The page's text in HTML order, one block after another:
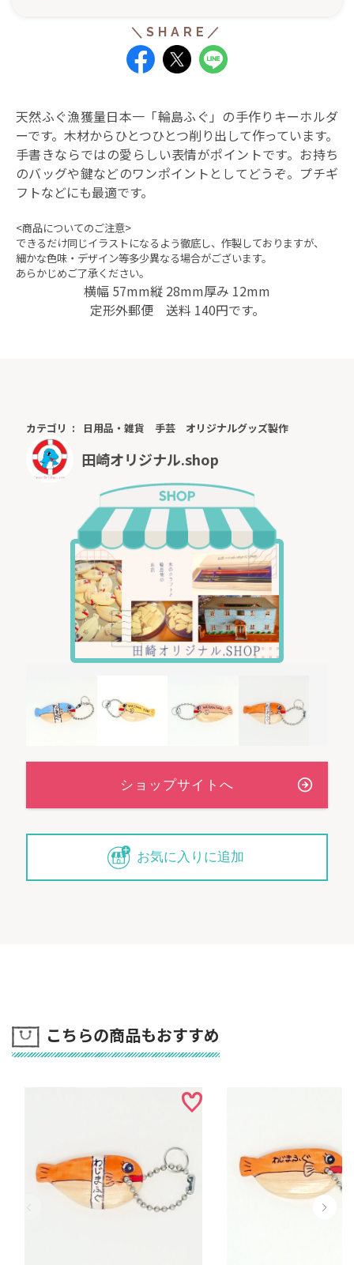
天然ふぐ漁獲量日本一「輪島ふぐ」の手作りキーホルダ
ーです。木材からひとつひとつ削り出して作っています。
手書きならではの愛らしい表情がポイントです。お持ち
のバッグや鍵などのワンポイントとしてどうぞ。プチギ
フトなどにも最適です。
<商品についてのご注意>
できるだけ同じイラストになるよう徹底し、作製しておりますが、
細かな色味・デザイン等多少異なる場合がございます。
あらかじめご了承ください。
横幅 57mm縦 28mm厚み 12mm
定形外郵便 送料 140円です。
カテゴリ 日用品・雑貨 手芸 オリジナルグッズ製作
田崎オリジナル.shop
お気に入りに追加
こちらの商品もおすすめ